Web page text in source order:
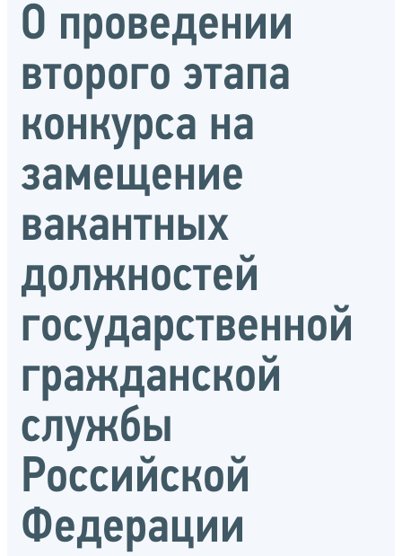
О проведении
второго этапа
конкурса на
замещение
вакантных
должностей
государственной
гражданской
службы
Российской
Федерации